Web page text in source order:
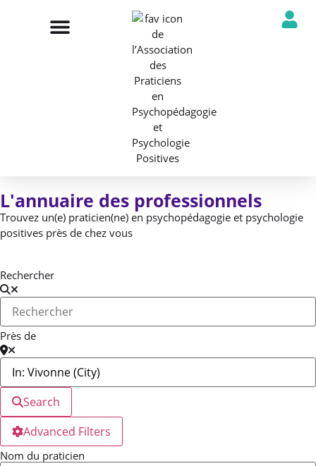
L'annuaire des professionnels
Trouvez un(e) praticien(ne) en psychopédagogie et psychologie
positives près de chez vous
Rechercher
Près de
Search
Advanced Filters
Nom du praticien